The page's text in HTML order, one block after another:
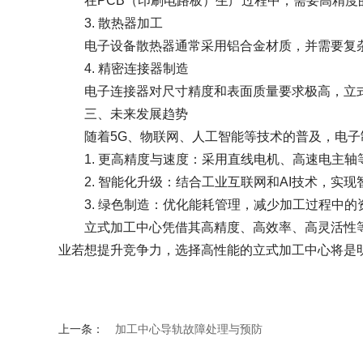
3. 散热器加工
电子设备散热器通常采用铝合金材质，并需要复
4. 精密连接器制造
电子连接器对尺寸精度和表面质量要求极高，立
三、未来发展趋势
随着5G、物联网、人工智能等技术的普及，电子
1. 更高精度与速度：采用直线电机、高速电主
2. 智能化升级：结合工业互联网和AI技术，实
3. 绿色制造：优化能耗管理，减少加工过程中
立式加工中心凭借其高精度、高效率、高灵活性
业若想提升竞争力，选择高性能的立式加工中心将是
上一条： 加工中心导轨故障处理与预防